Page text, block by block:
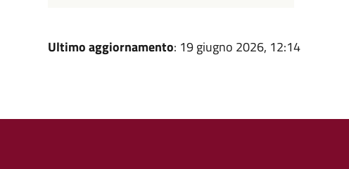
Ultimo aggiornamento: 19 giugno 2026, 12:14